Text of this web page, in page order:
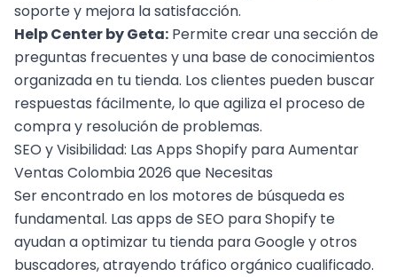
soporte y mejora la satisfacción.
Help Center by Geta: Permite crear una sección de
preguntas frecuentes y una base de conocimientos
organizada en tu tienda. Los clientes pueden buscar
respuestas fácilmente, lo que agiliza el proceso de
compra y resolución de problemas.
SEO y Visibilidad: Las Apps Shopify para Aumentar
Ventas Colombia 2026 que Necesitas
Ser encontrado en los motores de búsqueda es
fundamental. Las apps de SEO para Shopify te
ayudan a optimizar tu tienda para Google y otros
buscadores, atrayendo tráfico orgánico cualificado.